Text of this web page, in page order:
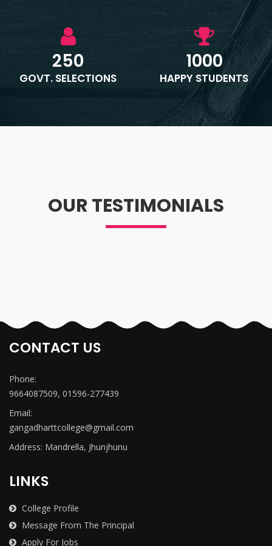
250
GOVT. SELECTIONS
1000
HAPPY STUDENTS
OUR TESTIMONIALS
CONTACT US
Phone:
9664087509, 01596-277439
Email:
gangadharttcollege@gmail.com
Address: Mandrella, Jhunjhunu
LINKS
College Profile
Message From The Principal
Apply For Jobs